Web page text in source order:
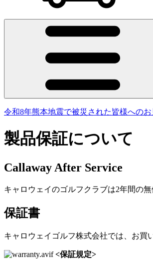
令和8年熊本地震で被災された皆様へのお
製品保証について
Callaway After Service
キャロウェイのゴルフクラブは2年間の
保証書
キャロウェイゴルフ株式会社では、お買
<保証規定>